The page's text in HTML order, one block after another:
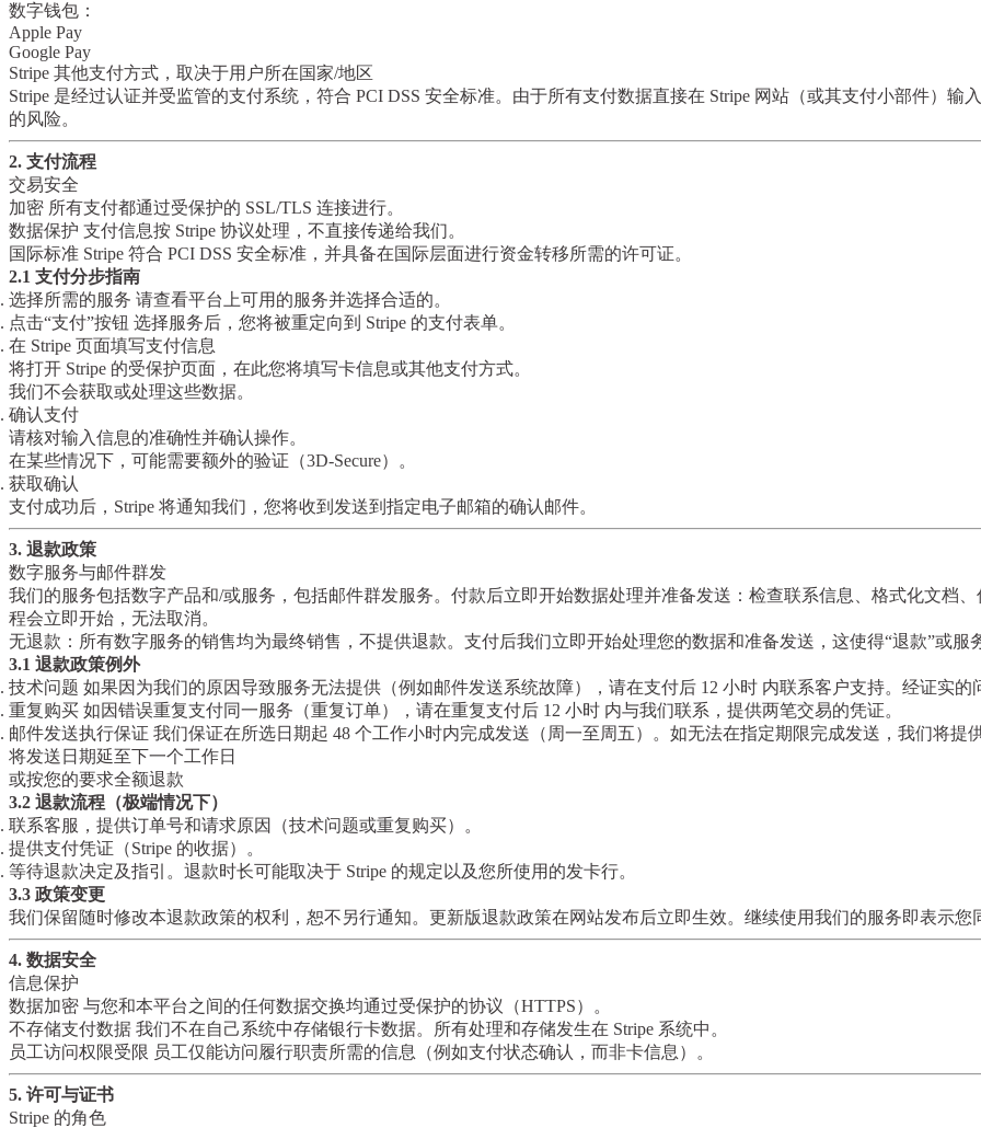
数字钱包：
Apple Pay
Google Pay
Stripe 其他支付方式 ，取决于用户所在国家/地区
Stripe 是经过认证并受监管的支付系统，符合 PCI DSS 安全标准。由于所有支付数据直接在 Stripe 网站（或其支付小部件）
的风险。
2. 支付流程
交易安全
加密 所有支付都通过受保护的 SSL/TLS 连接进行。
数据保护 支付信息按 Stripe 协议处理，不直接传递给我们。
国际标准 Stripe 符合 PCI DSS 安全标准，并具备在国际层面进行资金转移所需的许可证。
2.1 支付分步指南
选择所需的服务 请查看平台上可用的服务并选择合适的。
点击“支付”按钮 选择服务后，您将被重定向到 Stripe 的支付表单。
在 Stripe 页面填写支付信息
将打开 Stripe 的受保护页面，在此您将填写卡信息或其他支付方式。
我们不会获取或处理这些数据。
确认支付
请核对输入信息的准确性并确认操作。
在某些情况下，可能需要额外的验证（3D-Secure）。
获取确认
支付成功后，Stripe 将通知我们，您将收到发送到指定电子邮箱的确认邮件。
3. 退款政策
数字服务与邮件群发
我们的服务包括数字产品和/或服务，包括邮件群发服务。付款后立即开始数据处理并准备发送：检查联系信息、格式化文档、
程会立即开始，无法取消。
无退款 ：所有数字服务的销售均为最终销售，不提供退款。支付后我们立即开始处理您的数据和准备发送，这使得“退款”或服
3.1 退款政策例外
技术问题 如果因为我们的原因导致服务无法提供（例如邮件发送系统故障），请在支付后 12 小时 内联系客户支持。经证实的
重复购买 如因错误重复支付同一服务（重复订单），请在重复支付后 12 小时 内与我们联系，提供两笔交易的凭证。
邮件发送执行保证 我们保证在所选日期起 48 个工作小时内完成发送（周一至周五）。如无法在指定期限完成发送，我们将提供
将发送日期延至下一个工作日
或按您的要求全额退款
3.2 退款流程（极端情况下）
联系客服，提供订单号和请求原因（技术问题或重复购买）。
提供支付凭证（Stripe 的收据）。
等待退款决定及指引。退款时长可能取决于 Stripe 的规定以及您所使用的发卡行。
3.3 政策变更
我们保留随时修改本退款政策的权利，恕不另行通知。更新版退款政策在网站发布后立即生效。继续使用我们的服务即表示您
4. 数据安全
信息保护
数据加密 与您和本平台之间的任何数据交换均通过受保护的协议（HTTPS）。
不存储支付数据 我们不在自己系统中存储银行卡数据。所有处理和存储发生在 Stripe 系统中。
员工访问权限受限 员工仅能访问履行职责所需的信息（例如支付状态确认，而非卡信息）。
5. 许可与证书
Stripe 的角色